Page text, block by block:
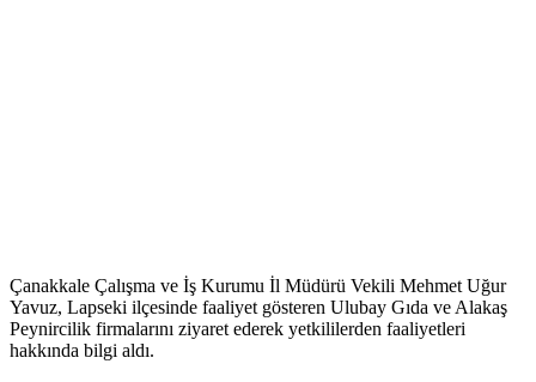
Çanakkale Çalışma ve İş Kurumu İl Müdürü Vekili Mehmet Uğur
Yavuz, Lapseki ilçesinde faaliyet gösteren Ulubay Gıda ve Alakaş
Peynircilik firmalarını ziyaret ederek yetkililerden faaliyetleri
hakkında bilgi aldı.